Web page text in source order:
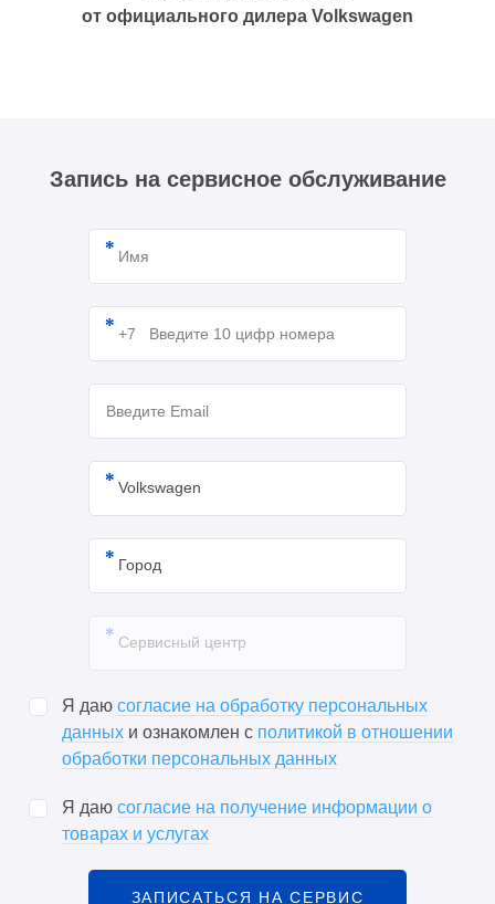
от официального дилера Volkswagen
Запись на сервисное обслуживание
Я даю согласие на обработку персональных
данных и ознакомлен с политикой в отношении
обработки персональных данных
Я даю согласие на получение информации о
товарах и услугах
ЗАПИСАТЬСЯ НА СЕРВИС